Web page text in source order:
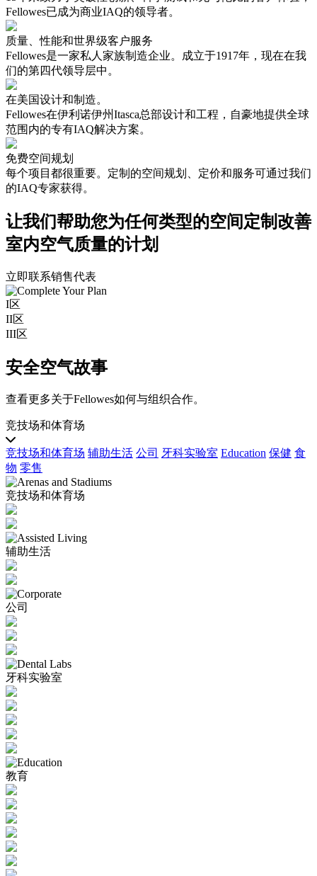
Fellowes已成为商业IAQ的领导者。
质量、性能和世界级客户服务
Fellowes是一家私人家族制造企业。成立于1917年，现在在我
们的第四代领导层中。
在美国设计和制造。
Fellowes在伊利诺伊州Itasca总部设计和工程，自豪地提供全球
范围内的专有IAQ解决方案。
免费空间规划
每个项目都很重要。定制的空间规划、定价和服务可通过我们
的IAQ专家获得。
让我们帮助您为任何类型的空间定制改善
室内空气质量的计划
立即联系销售代表
I区
II区
III区
安全空气故事
查看更多关于Fellowes如何与组织合作。
竞技场和体育场
竞技场和体育场 辅助生活 公司 牙科实验室 Education 保健 食
物 零售
竞技场和体育场
辅助生活
公司
牙科实验室
教育